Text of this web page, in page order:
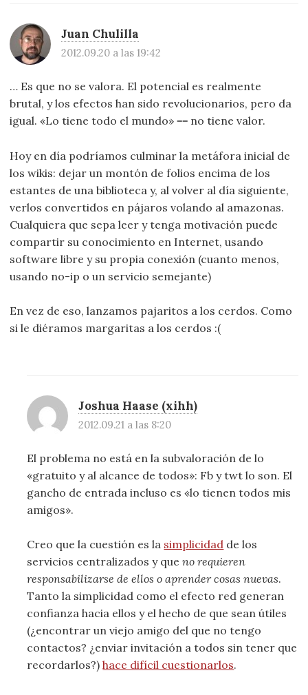
Juan Chulilla
2012.09.20 a las 19:42
… Es que no se valora. El potencial es realmente
brutal, y los efectos han sido revolucionarios, pero da
igual. «Lo tiene todo el mundo» == no tiene valor.
Hoy en día podríamos culminar la metáfora inicial de
los wikis: dejar un montón de folios encima de los
estantes de una biblioteca y, al volver al día siguiente,
verlos convertidos en pájaros volando al amazonas.
Cualquiera que sepa leer y tenga motivación puede
compartir su conocimiento en Internet, usando
software libre y su propia conexión (cuanto menos,
usando no-ip o un servicio semejante)
En vez de eso, lanzamos pajaritos a los cerdos. Como
si le diéramos margaritas a los cerdos :(
Joshua Haase (xihh)
2012.09.21 a las 8:20
El problema no está en la subvaloración de lo
«gratuito y al alcance de todos»: Fb y twt lo son. El
gancho de entrada incluso es «lo tienen todos mis
amigos».
Creo que la cuestión es la simplicidad de los
servicios centralizados y queno requieren
responsabilizarse de ellos o aprender cosas nuevas.
Tanto la simplicidad como el efecto red generan
confianza hacia ellos y el hecho de que sean útiles
(¿encontrar un viejo amigo del que no tengo
contactos? ¿enviar invitación a todos sin tener que
recordarlos?)hace difícil cuestionarlos.